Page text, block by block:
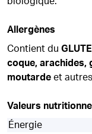
Allergènes
Contient du
coque, arachides,
moutarde et
Valeurs
Énergie